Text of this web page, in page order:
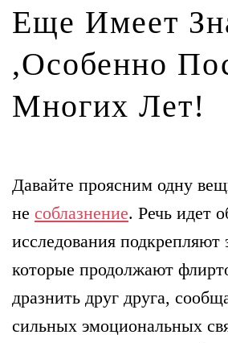
Еще Имеет
,особенно
Многих Лет!
Давайте проясним одну
не соблазнение. Речь идет
исследования
которые продолжают
дразнить друг друга,
сильных эмоциональных